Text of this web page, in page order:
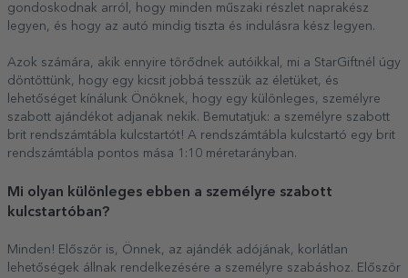
gondoskodnak arról, hogy minden műszaki részlet naprakész
legyen, és hogy az autó mindig tiszta és indulásra kész legyen.
Azok számára, akik ennyire törődnek autóikkal, mi a StarGiftnél úgy
döntöttünk, hogy egy kicsit jobbá tesszük az életüket, és
lehetőséget kínálunk Önöknek, hogy egy különleges, személyre
szabott ajándékot adjanak nekik. Bemutatjuk: a személyre szabott
brit rendszámtábla kulcstartót! A rendszámtábla kulcstartó egy brit
rendszámtábla pontos mása 1:10 méretarányban.
Mi olyan különleges ebben a személyre szabott
kulcstartóban?
Minden! Először is, Önnek, az ajándék adójának, korlátlan
lehetőségek állnak rendelkezésére a személyre szabáshoz. Először